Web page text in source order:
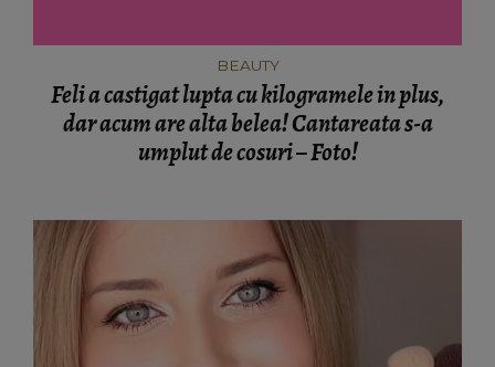
BEAUTY
Feli a castigat lupta cu kilogramele in plus,
dar acum are alta belea! Cantareata s-a
umplut de cosuri – Foto!